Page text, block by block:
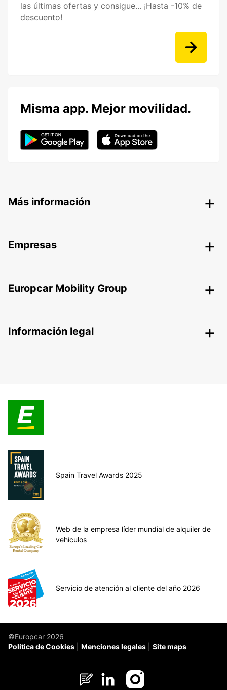
las últimas ofertas y consigue... ¡Hasta -10% de
descuento!
Misma app. Mejor movilidad.
Más información
Empresas
Europcar Mobility Group
Información legal
Spain Travel Awards 2025
Web de la empresa líder mundial de alquiler de
vehículos
Servicio de atención al cliente del año 2026
©Europcar 2026
Política de Cookies
Menciones legales Site maps